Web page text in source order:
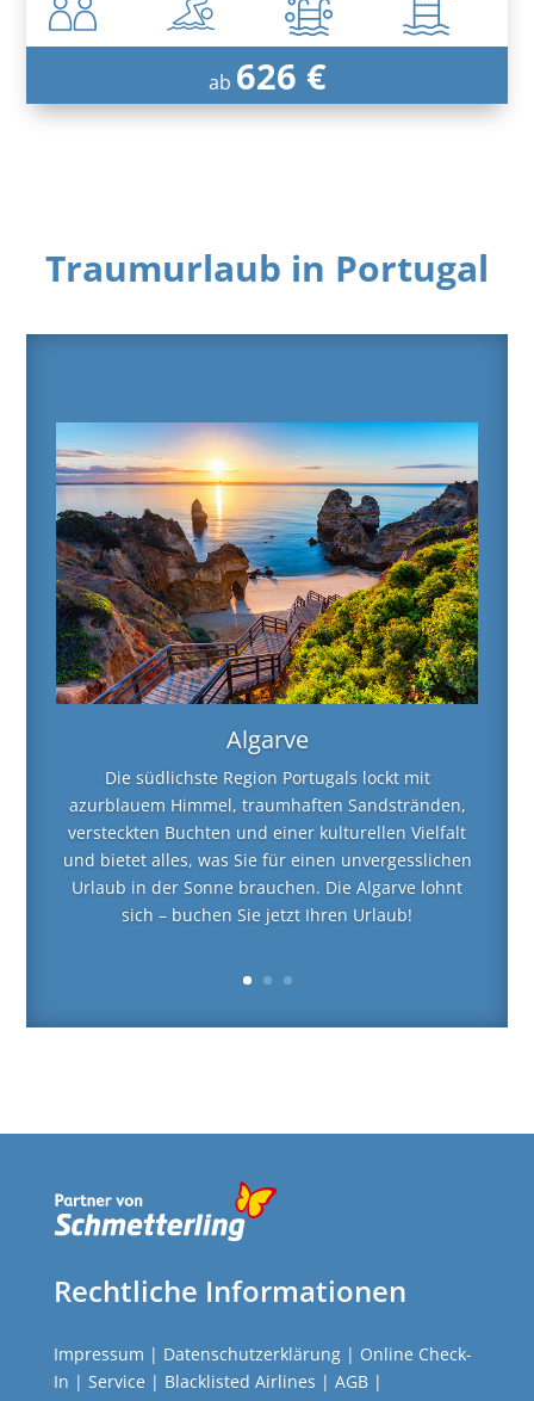
ab 626 €
Traumurlaub in Portugal
Algarve
Die südlichste Region Portugals lockt mit
azurblauem Himmel, traumhaften Sandstränden,
versteckten Buchten und einer kulturellen Vielfalt
und bietet alles, was Sie für einen unvergesslichen
Urlaub in der Sonne brauchen. Die Algarve lohnt
sich – buchen Sie jetzt Ihren Urlaub!
Rechtliche Informationen
Impressum | Datenschutzerklärung| Online Check-
In | Service | Blacklisted Airlines | AGB|